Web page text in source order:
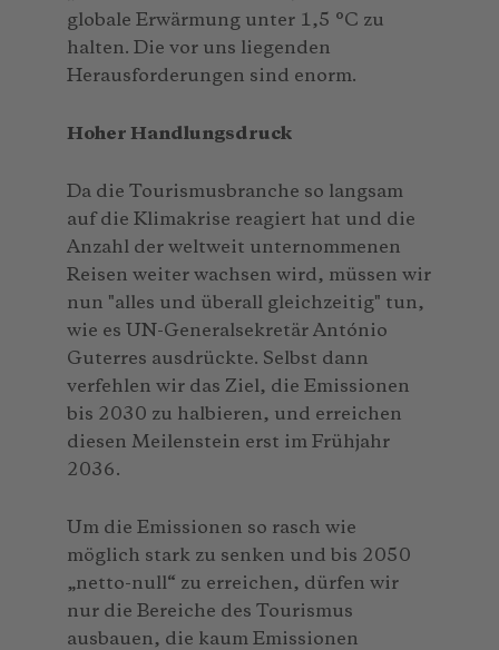
globale Erwärmung unter 1,5 °C zu
halten. Die vor uns liegenden
Herausforderungen sind enorm.
Hoher Handlungsdruck
Da die Tourismusbranche so langsam
auf die Klimakrise reagiert hat und die
Anzahl der weltweit unternommenen
Reisen weiter wachsen wird, müssen wir
nun "alles und überall gleichzeitig" tun,
wie es UN-Generalsekretär António
Guterres ausdrückte. Selbst dann
verfehlen wir das Ziel, die Emissionen
bis 2030 zu halbieren, und erreichen
diesen Meilenstein erst im Frühjahr
2036.
Um die Emissionen so rasch wie
möglich stark zu senken und bis 2050
„netto-null“ zu erreichen, dürfen wir
nur die Bereiche des Tourismus
ausbauen, die kaum Emissionen